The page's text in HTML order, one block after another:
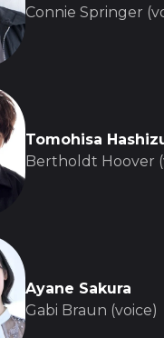
Connie Springer
Tomohisa
Bertholdt Hoover
Ayane Sakura
Gabi Braun (voice)